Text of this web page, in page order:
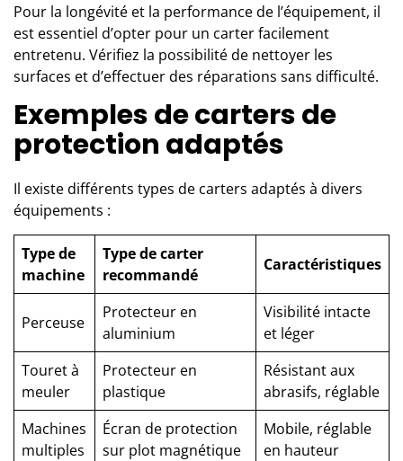
Pour la longévité et la performance de l’équipement, il
est essentiel d’opter pour un carter facilement
entretenu. Vérifiez la possibilité de nettoyer les
surfaces et d’effectuer des réparations sans difficulté.
Exemples de carters de
protection adaptés
Il existe différents types de carters adaptés à divers
équipements :
Type de
machine
Type de carter
recommandé
Caractéristiques
Perceuse
Protecteur en
aluminium
Visibilité intacte
et léger
Touret à
meuler
Protecteur en
plastique
Résistant aux
abrasifs, réglable
Machines
multiples
Écran de protection
sur plot magnétique
Mobile, réglable
en hauteur